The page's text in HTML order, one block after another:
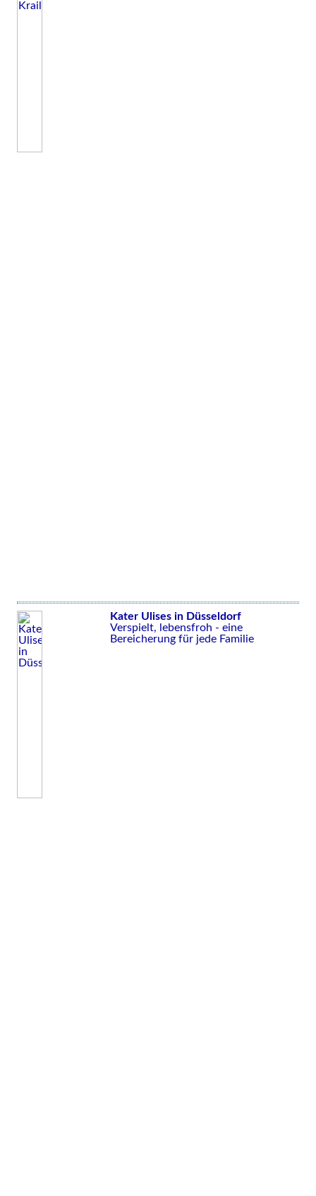
Kater Ulises in Düsseldorf
Verspielt, lebensfroh - eine
Bereicherung für jede Familie